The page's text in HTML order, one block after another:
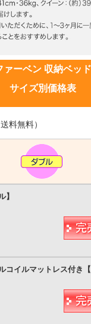
ァーベン 収納ベッド
サイズ別価格表
料無料）